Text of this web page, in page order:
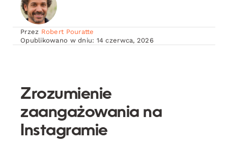
Przez Robert Pouratte
Opublikowano w dniu: 14 czerwca, 2026
Zrozumienie
zaangażowania na
Instagramie